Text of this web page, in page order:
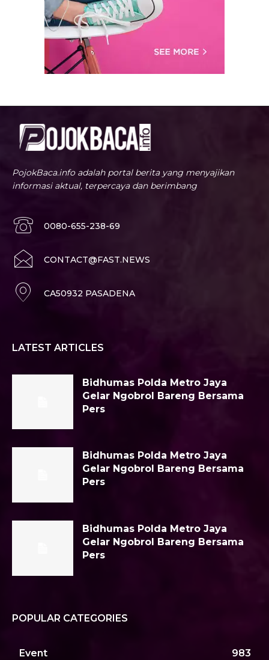
PojokBaca.info adalah portal berita yang menyajikan
informasi aktual, terpercaya dan berimbang
0080-655-238-69
CONTACT@FAST.NEWS
CA50932 PASADENA
LATEST ARTICLES
Bidhumas Polda Metro Jaya
Gelar Ngobrol Bareng Bersama
Pers
Bidhumas Polda Metro Jaya
Gelar Ngobrol Bareng Bersama
Pers
Bidhumas Polda Metro Jaya
Gelar Ngobrol Bareng Bersama
Pers
POPULAR CATEGORIES
Event 983